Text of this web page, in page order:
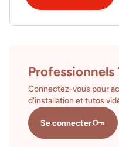
Professionnels
Connectez-vous pour
d'installation et tutos
Se connecter